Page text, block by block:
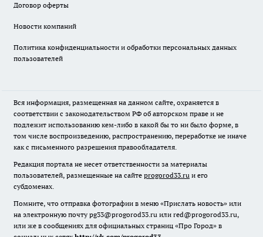
Договор оферты
Новости компаний
Политика конфиденциальности и обработки персональных данных
пользователей
Вся информация, размещенная на данном сайте, охраняется в
соответствии с законодательством РФ об авторском праве и не
подлежит использованию кем-либо в какой бы то ни было форме, в
том числе воспроизведению, распространению, переработке не иначе
как с письменного разрешения правообладателя.
Редакция портала не несет ответственности за материалы
пользователей, размещенные на сайте progorod33.ru и его
субдоменах.
Помните, что отправка фотографии в меню «Прислать новость» или
на электронную почту pg33@progorod33.ru или red@progorod33.ru,
или же в сообщениях для официальных страниц «Про Город» в